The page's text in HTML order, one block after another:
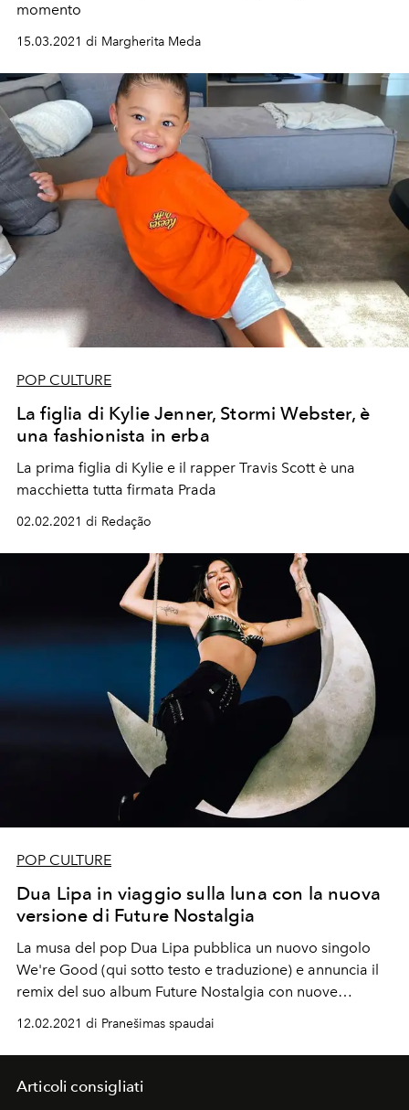
momento
15.03.2021 di Margherita Meda
POP CULTURE
La figlia di Kylie Jenner, Stormi Webster, è
una fashionista in erba
La prima figlia di Kylie e il rapper Travis Scott è una
macchietta tutta firmata Prada
02.02.2021 di Redação
POP CULTURE
Dua Lipa in viaggio sulla luna con la nuova
versione di Future Nostalgia
La musa del pop Dua Lipa pubblica un nuovo singolo
We're Good (qui sotto testo e traduzione) e annuncia il
remix del suo album Future Nostalgia con nuove
canzone inedite (tra cui The Kind of Women)
12.02.2021 di Pranešimas spaudai
Articoli consigliati